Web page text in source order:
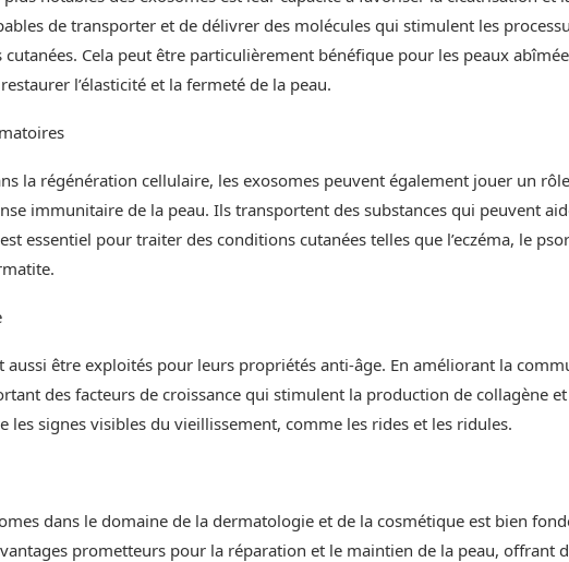
de transporter et de délivrer des molécules qui stimulent les
Cela peut être particulièrement bénéfique pour les peaux
l’élasticité et la fermeté de la peau.
la régénération cellulaire, les exosomes peuvent également jouer un
immunitaire de la peau. Ils transportent des substances qui peuvent
essentiel pour traiter des conditions cutanées telles que l’eczéma, le
aussi être exploités pour leurs propriétés anti-âge. En améliorant la
des facteurs de croissance qui stimulent la production de collagène et
les signes visibles du vieillissement, comme les rides et les ridules.
dans le domaine de la dermatologie et de la cosmétique est bien
prometteurs pour la réparation et le maintien de la peau, offrant